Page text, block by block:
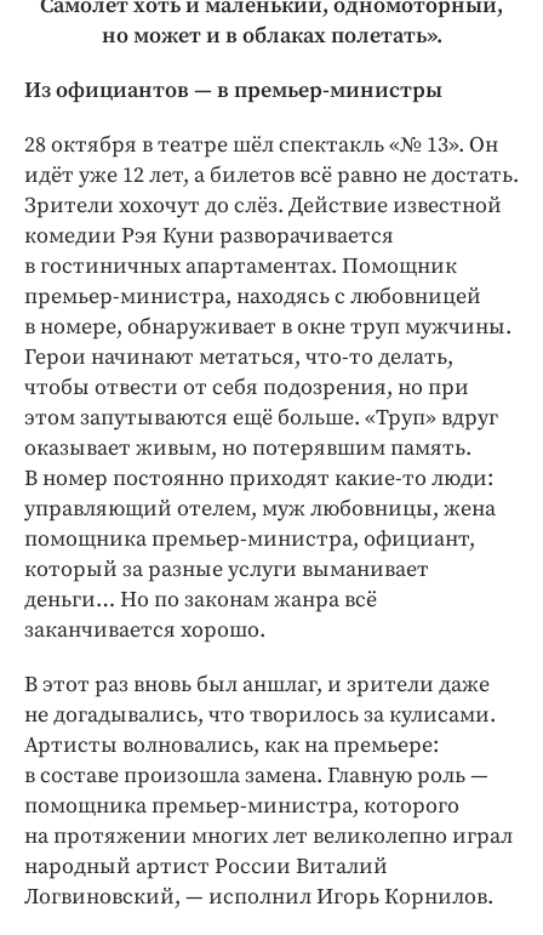
но может и в облаках полетать».
Из официантов — в премьер-министры
28 октября в театре шёл спектакль «№ 13». Он
идёт уже 12 лет, а билетов всё равно не достать.
Зрители хохочут до слёз. Действие известной
комедии Рэя Куни разворачивается
в гостиничных апартаментах. Помощник
премьер-министра, находясь с любовницей
в номере, обнаруживает в окне труп мужчины.
Герои начинают метаться, что-то делать,
чтобы отвести от себя подозрения, но при
этом запутываются ещё больше. «Труп» вдруг
оказывает живым, но потерявшим память.
В номер постоянно приходят какие-то люди:
управляющий отелем, муж любовницы, жена
помощника премьер-министра, официант,
который за разные услуги выманивает
деньги… Но по законам жанра всё
заканчивается хорошо.
В этот раз вновь был аншлаг, и зрители даже
не догадывались, что творилось за кулисами.
Артисты волновались, как на премьере:
в составе произошла замена. Главную роль —
помощника премьер-министра, которого
на протяжении многих лет великолепно играл
народный артист России Виталий
Логвиновский, — исполнил Игорь Корнилов.